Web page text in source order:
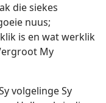
die siekes
nuus;
is en wat werklik
My
volgelinge Sy